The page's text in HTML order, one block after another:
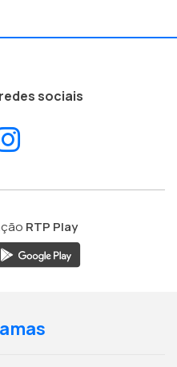
sociais
RTP Play